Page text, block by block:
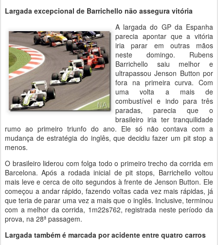
Largada excepcional de Barrichello não assegura vitória
A largada do GP da Espanha
parecia apontar que a vitória
iria parar em outras mãos
neste domingo. Rubens
Barrichello saiu melhor e
ultrapassou Jenson Button por
fora na primeira curva. Com
uma volta a mais de
combustível e indo para três
paradas, parecia que o
brasileiro iria ter tranquilidade
rumo ao primeiro triunfo do ano. Ele só não contava com a
mudança de estratégia do inglês, que decidiu fazer um pit stop a
menos.
O brasileiro liderou com folga todo o primeiro trecho da corrida em
Barcelona. Após a rodada inicial de pit stops, Barrichello voltou
mais leve e cerca de oito segundos à frente de Jenson Button. Ele
começou a andar rápido, fazendo voltas cada vez mais rápidas, já
que teria de parar uma vez a mais que o inglês. Inclusive, terminou
com a melhor da corrida, 1m22s762, registrada neste período da
prova, na 28ª passagem.
Largada também é marcada por acidente entre quatro carros